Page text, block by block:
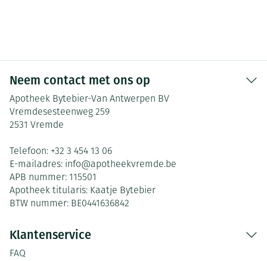
Neem contact met ons op
Apotheek Bytebier-Van Antwerpen BV
Vremdesesteenweg 259
2531 Vremde
Telefoon: +32 3 454 13 06
E-mailadres: info@apotheekvremde.be
APB nummer: 115501
Apotheek titularis: Kaatje Bytebier
BTW nummer: BE0441636842
Klantenservice
FAQ